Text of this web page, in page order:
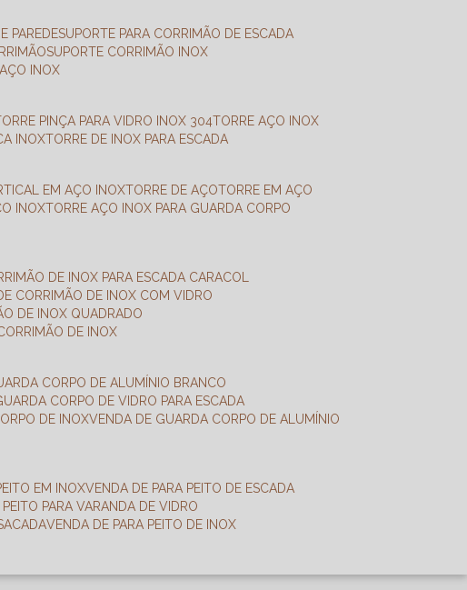
PAREDE SUPORTE PARA CORRIMÃO DE ESCADA
SUPORTE CORRIMÃO INOX
INOX
TORRE PINÇA PARA VIDRO INOX 304 TORRE AÇO INOX
INOX TORRE DE INOX PARA ESCADA
EM AÇO INOX TORRE DE AÇO TORRE EM AÇO
INOX TORRE AÇO INOX PARA GUARDA CORPO
DE INOX PARA ESCADA CARACOL
DE CORRIMÃO DE INOX COM VIDRO
DE INOX QUADRADO
DE INOX
CORPO DE ALUMÍNIO BRANCO
CORPO DE VIDRO PARA ESCADA
DE INOX
VENDA DE GUARDA CORPO DE ALUMÍNIO
EM INOX
VENDA DE PARA PEITO DE ESCADA
PEITO PARA VARANDA DE VIDRO
VENDA DE PARA PEITO DE INOX